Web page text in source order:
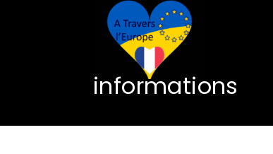
informations